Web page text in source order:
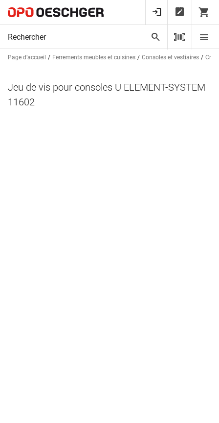
Page d’accueil Ferrements meubles et cuisines Consoles et vestiaires
Jeu de vis pour consoles U ELEMENT-SYSTEM
11602